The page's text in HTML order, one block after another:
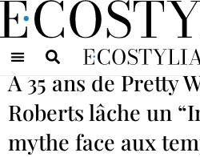
À 35 ans de Pretty
Roberts lâche un
mythe face aux